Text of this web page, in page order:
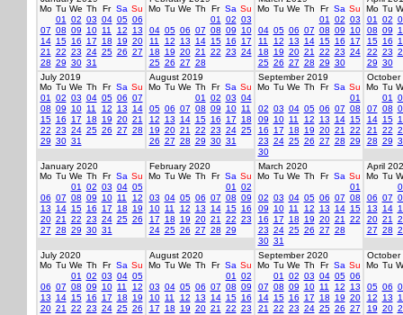
Mo Tu We Th Fr Sa Su
01
02 03 04 05 06
07 08 09 10 11 12
13
14 15 16 17 18 19 20
21
22 23 24 25 26 27
28 29 30 31
Mo Tu We Th Fr Sa Su
01
02 03
04 05 06 07 08 09
10
11
12 13 14 15 16
17
18
19 20 21 22 23 24
25 26 27 28
Mo Tu We Th Fr Sa Su
01
02 03
04 05 06 07 08 09
10
11
12 13 14 15 16
17
18
19 20 21 22 23 24
25 26 27 28 29 30
Mo Tu
01
02
08 09
15 16
22 23
29 30
July 2019
Mo Tu We Th Fr Sa Su
01
02 03 04 05 06 07
08 09 10 11 12 13
14
15 16 17 18 19 20 21
22 23 24 25 26 27 28
29 30 31
August 2019
Mo Tu We Th Fr Sa Su
01
02 03 04
05 06 07 08 09 10 11
12
13 14 15 16 17
18
19 20 21 22 23 24 25
26 27 28 29 30 31
September 2019
Mo Tu We Th Fr Sa Su
01
02 03 04 05 06 07 08
09
10 11 12 13 14 15
16
17 18 19 20 21
22
23 24 25 26 27 28 29
30
October
Mo Tu
01
07 08
14 15
21
22
28 29
January 2020
Mo Tu We Th Fr Sa Su
01
02 03 04 05
06 07 08 09 10 11
12
13
14 15 16 17 18
19
20 21 22 23 24 25 26
27 28 29 30 31
February 2020
Mo Tu We Th Fr Sa Su
01
02
03 04 05 06 07 08 09
10 11 12 13 14 15 16
17
18 19 20 21 22 23
24 25 26 27 28 29
March 2020
Mo Tu We Th Fr Sa Su
01
02 03 04 05 06 07 08
09
10 11 12 13 14 15
16
17 18 19 20 21
22
23 24 25 26 27 28
30 31
April
Mo Tu
06 07
13
14
20 21
27 28
July 2020
Mo Tu We Th Fr Sa Su
01
02 03 04 05
06 07 08 09 10 11
12
13
14 15 16 17 18
19
20 21 22 23 24 25 26
August 2020
Mo Tu We Th Fr Sa Su
01
02
03 04 05 06 07 08 09
10 11 12 13 14 15 16
17
18 19 20 21 22 23
September 2020
Mo Tu We Th Fr Sa Su
01
02 03 04 05 06
07 08 09 10 11 12
13
14 15 16 17 18 19 20
21
22 23 24 25 26 27
October
Mo Tu
05 06
12
13
19 20